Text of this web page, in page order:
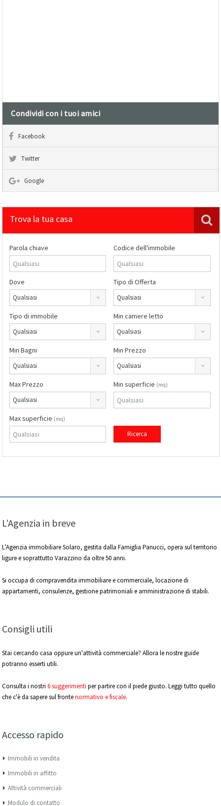
Condividi con i tuoi amici
Facebook
Twitter
Google
Trova la tua casa
Parola chiave Codice dell'immobile
Dove
Qualsiasi
Tipo di Offerta
Qualsiasi
Tipo di immobile
Qualsiasi
Min camere letto
Qualsiasi
Min Bagni
Qualsiasi
Min Prezzo
Qualsiasi
Max Prezzo
Qualsiasi
Min superficie (mq)
Max superficie (mq)
L’Agenzia in breve
L’Agenzia immobiliare Solaro, gestita dalla Famiglia Panucci, opera sul territorio
ligure e soprattutto Varazzino da oltre 50 anni.
Si occupa di compravendita immobiliare e commerciale, locazione di
appartamenti, consulenze, gestione patrimoniali e amministrazione di stabili.
Consigli utili
Stai cercando casa oppure un'attività commerciale? Allora le nostre guide
potranno esserti utili.
Consulta i nostri 6 suggerimenti per partire con il piede giusto. Leggi tutto quello
che c'è da sapere sul frontenormativo e fiscale.
Accesso rapido
Immobili in vendita
Immobili in affitto
Attività commerciali
Modulo di contatto